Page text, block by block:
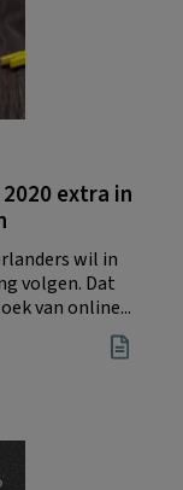
extra in
wil in
volgen. Dat
van online...